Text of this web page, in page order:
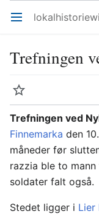
Åpne hovedmenyen
Trefningen
Overvåk
Trefningen ved
Finnemarka den
måneder før
razzia ble to mann
soldater falt også.
Stedet ligger i Lier